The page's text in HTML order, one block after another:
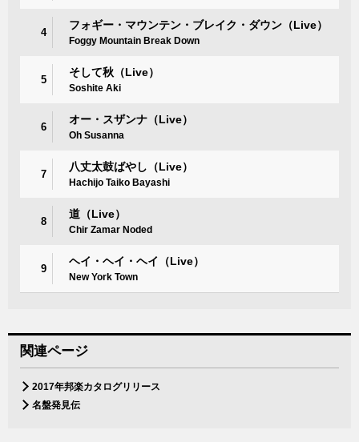
4
フォギー・マウンテン・ブレイク・ダウン（Live）
Foggy Mountain Break Down
5
そして秋（Live）
Soshite Aki
6
オー・スザンナ（Live）
Oh Susanna
7
八丈太鼓ばやし（Live）
Hachijo Taiko Bayashi
8
道（Live）
Chir Zamar Noded
9
ヘイ・ヘイ・ヘイ（Live）
New York Town
関連ページ
2017年邦楽カタログリリース
名盤発見伝